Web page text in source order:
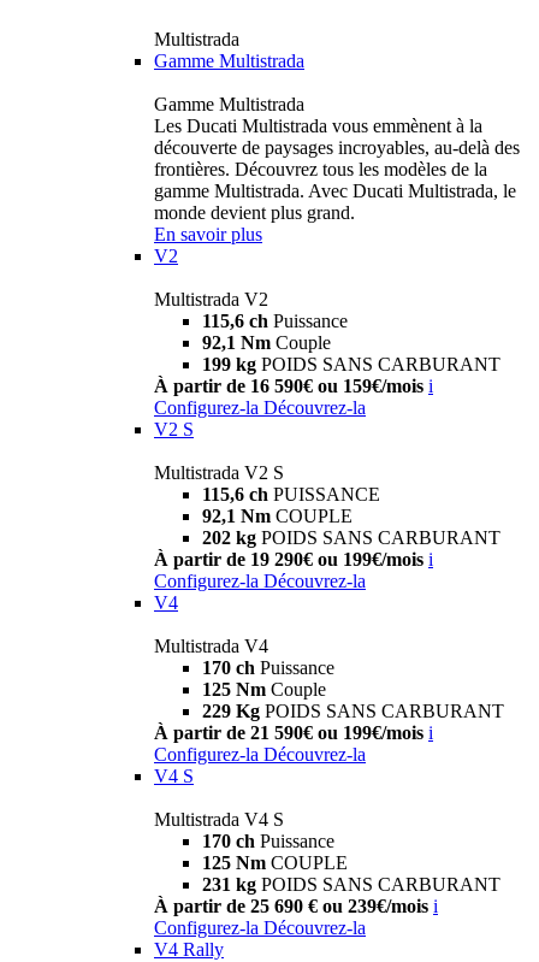
Multistrada
Gamme Multistrada
Gamme Multistrada
Les Ducati Multistrada vous emmènent à la
découverte de paysages incroyables, au-delà des
frontières. Découvrez tous les modèles de la
gamme Multistrada. Avec Ducati Multistrada, le
monde devient plus grand.
En savoir plus
V2
Multistrada V2
115,6 ch Puissance
92,1 Nm Couple
199 kg POIDS SANS CARBURANT
À partir de 16 590€ ou 159€/mois i
Configurez-la Découvrez-la
V2 S
Multistrada V2 S
115,6 ch PUISSANCE
92,1 Nm COUPLE
202 kg POIDS SANS CARBURANT
À partir de 19 290€ ou 199€/mois i
Configurez-la Découvrez-la
V4
Multistrada V4
170 ch Puissance
125 Nm Couple
229 Kg POIDS SANS CARBURANT
À partir de 21 590€ ou 199€/mois i
Configurez-la Découvrez-la
V4 S
Multistrada V4 S
170 ch Puissance
125 Nm COUPLE
231 kg POIDS SANS CARBURANT
À partir de 25 690 € ou 239€/mois i
Configurez-la Découvrez-la
V4 Rally